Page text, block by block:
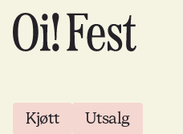
Kjøtt Utsalg